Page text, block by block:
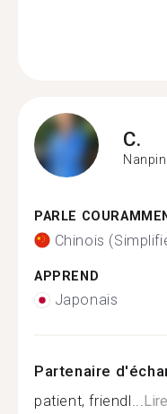
C.
PARLE
Chinois
APPREND
Japonais
Partenaire
patient, friendl...